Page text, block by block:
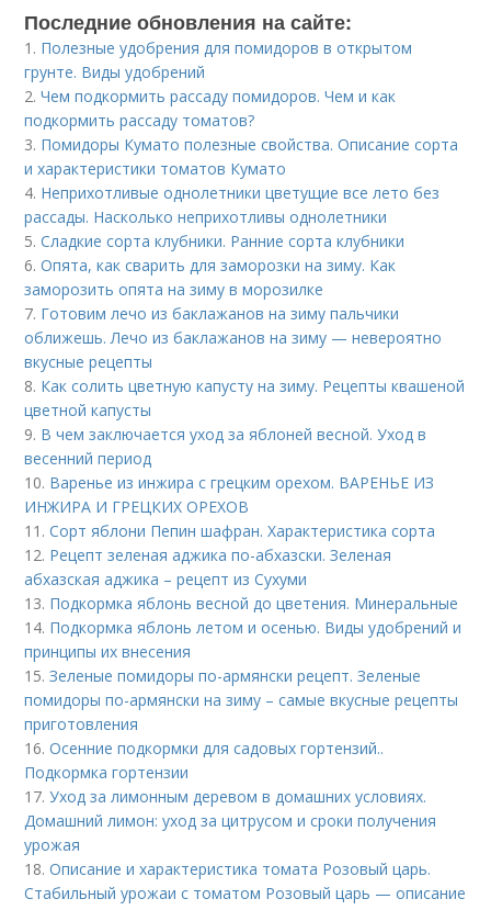
Последние обновления на сайте:
1. Полезные удобрения для помидоров в открытом
грунте. Виды удобрений
2.Чем подкормить рассаду помидоров. Чем и как
подкормить рассаду томатов?
3. Помидоры Кумато полезные свойства. Описание сорта
и характеристики томатов Кумато
4. Неприхотливые однолетники цветущие все лето без
рассады. Насколько неприхотливы однолетники
5.Сладкие сорта клубники. Ранние сорта клубники
6.Опята, как сварить для заморозки на зиму. Как
заморозить опята на зиму в морозилке
7. Готовим лечо из баклажанов на зиму пальчики
оближешь. Лечо из баклажанов на зиму — невероятно
вкусные рецепты
8. Как солить цветную капусту на зиму. Рецепты квашеной
цветной капусты
9. В чем заключается уход за яблоней весной. Уход в
весенний период
10. Варенье из инжира с грецким орехом. ВАРЕНЬЕ ИЗ
ИНЖИРА И ГРЕЦКИХ ОРЕХОВ
11.Сорт яблони Пепин шафран. Характеристика сорта
12. Рецепт зеленая аджика по-абхазски. Зеленая
абхазская аджика – рецепт из Сухуми
13. Подкормка яблонь весной до цветения. Минеральные
14. Подкормка яблонь летом и осенью. Виды удобрений и
принципы их внесения
15.Зеленые помидоры по-армянски рецепт. Зеленые
помидоры по-армянски на зиму – самые вкусные рецепты
приготовления
16.Осенние подкормки для садовых гортензий..
Подкормка гортензии
17.Уход за лимонным деревом в домашних условиях.
Домашний лимон: уход за цитрусом и сроки получения
урожая
18.Описание и характеристика томата Розовый царь.
Стабильный урожаи с томатом Розовый царь — описание